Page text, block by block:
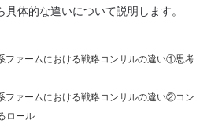
体的な違いについて説明します。
ファームにおける戦略コンサルの違い①思考
ファームにおける戦略コンサルの違い②コン
ロール